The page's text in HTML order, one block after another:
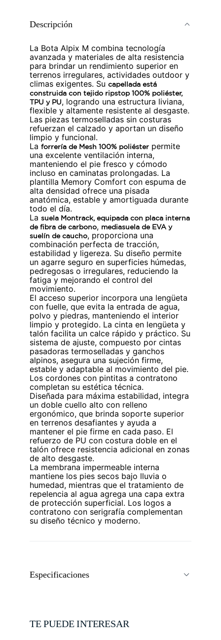
Descripción
La Bota Alpix M combina tecnología
avanzada y materiales de alta resistencia
para brindar un rendimiento superior en
terrenos irregulares, actividades outdoor y
climas exigentes. Su capellada está
construida con tejido ripstop 100% poliéster,
TPU y PU, logrando una estructura liviana,
flexible y altamente resistente al desgaste.
Las piezas termoselladas sin costuras
refuerzan el calzado y aportan un diseño
limpio y funcional.
La forrería de Mesh 100% poliéster permite
una excelente ventilación interna,
manteniendo el pie fresco y cómodo
incluso en caminatas prolongadas. La
plantilla Memory Comfort con espuma de
alta densidad ofrece una pisada
anatómica, estable y amortiguada durante
todo el día.
La suela Montrack, equipada con placa interna
de fibra de carbono, mediasuela de EVA y
suelín de caucho, proporciona una
combinación perfecta de tracción,
estabilidad y ligereza. Su diseño permite
un agarre seguro en superficies húmedas,
pedregosas o irregulares, reduciendo la
fatiga y mejorando el control del
movimiento.
El acceso superior incorpora una lengüeta
con fuelle, que evita la entrada de agua,
polvo y piedras, manteniendo el interior
limpio y protegido. La cinta en lengüeta y
talón facilita un calce rápido y práctico. Su
sistema de ajuste, compuesto por cintas
pasadoras termoselladas y ganchos
alpinos, asegura una sujeción firme,
estable y adaptable al movimiento del pie.
Los cordones con pintitas a contratono
completan su estética técnica.
Diseñada para máxima estabilidad, integra
un doble cuello alto con relleno
ergonómico, que brinda soporte superior
en terrenos desafiantes y ayuda a
mantener el pie firme en cada paso. El
refuerzo de PU con costura doble en el
talón ofrece resistencia adicional en zonas
de alto desgaste.
La membrana impermeable interna
mantiene los pies secos bajo lluvia o
humedad, mientras que el tratamiento de
repelencia al agua agrega una capa extra
de protección superficial. Los logos a
contratono con serigrafía complementan
su diseño técnico y moderno.
Especificaciones
TE PUEDE INTERESAR